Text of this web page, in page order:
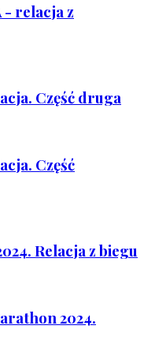
- relacja z
Część druga
Część
Relacja z biegu
2024.